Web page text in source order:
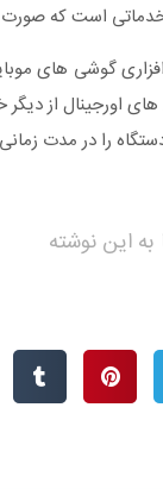
خدماتی است که
گوشی های
اورجینال از
را در مدت
به این نوشته